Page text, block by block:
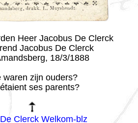
Heer Jacobus De Clerck
Jacobus De Clerck
18/3/1888
waren zijn ouders?
ses parents?
Clerck Welkom-blz